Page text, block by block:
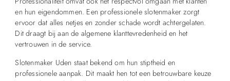
en hun eigendommen. Een professionele slotenmaker zorgt
ervoor dat alles netjes en zonder schade wordt achtergelaten.
Dit draagt bij aan de algemene klanttevredenheid en het
vertrouwen in de service.
Slotenmaker Uden staat bekend om hun stiptheid en
professionele aanpak. Dit maakt hen tot een betrouwbare keuze